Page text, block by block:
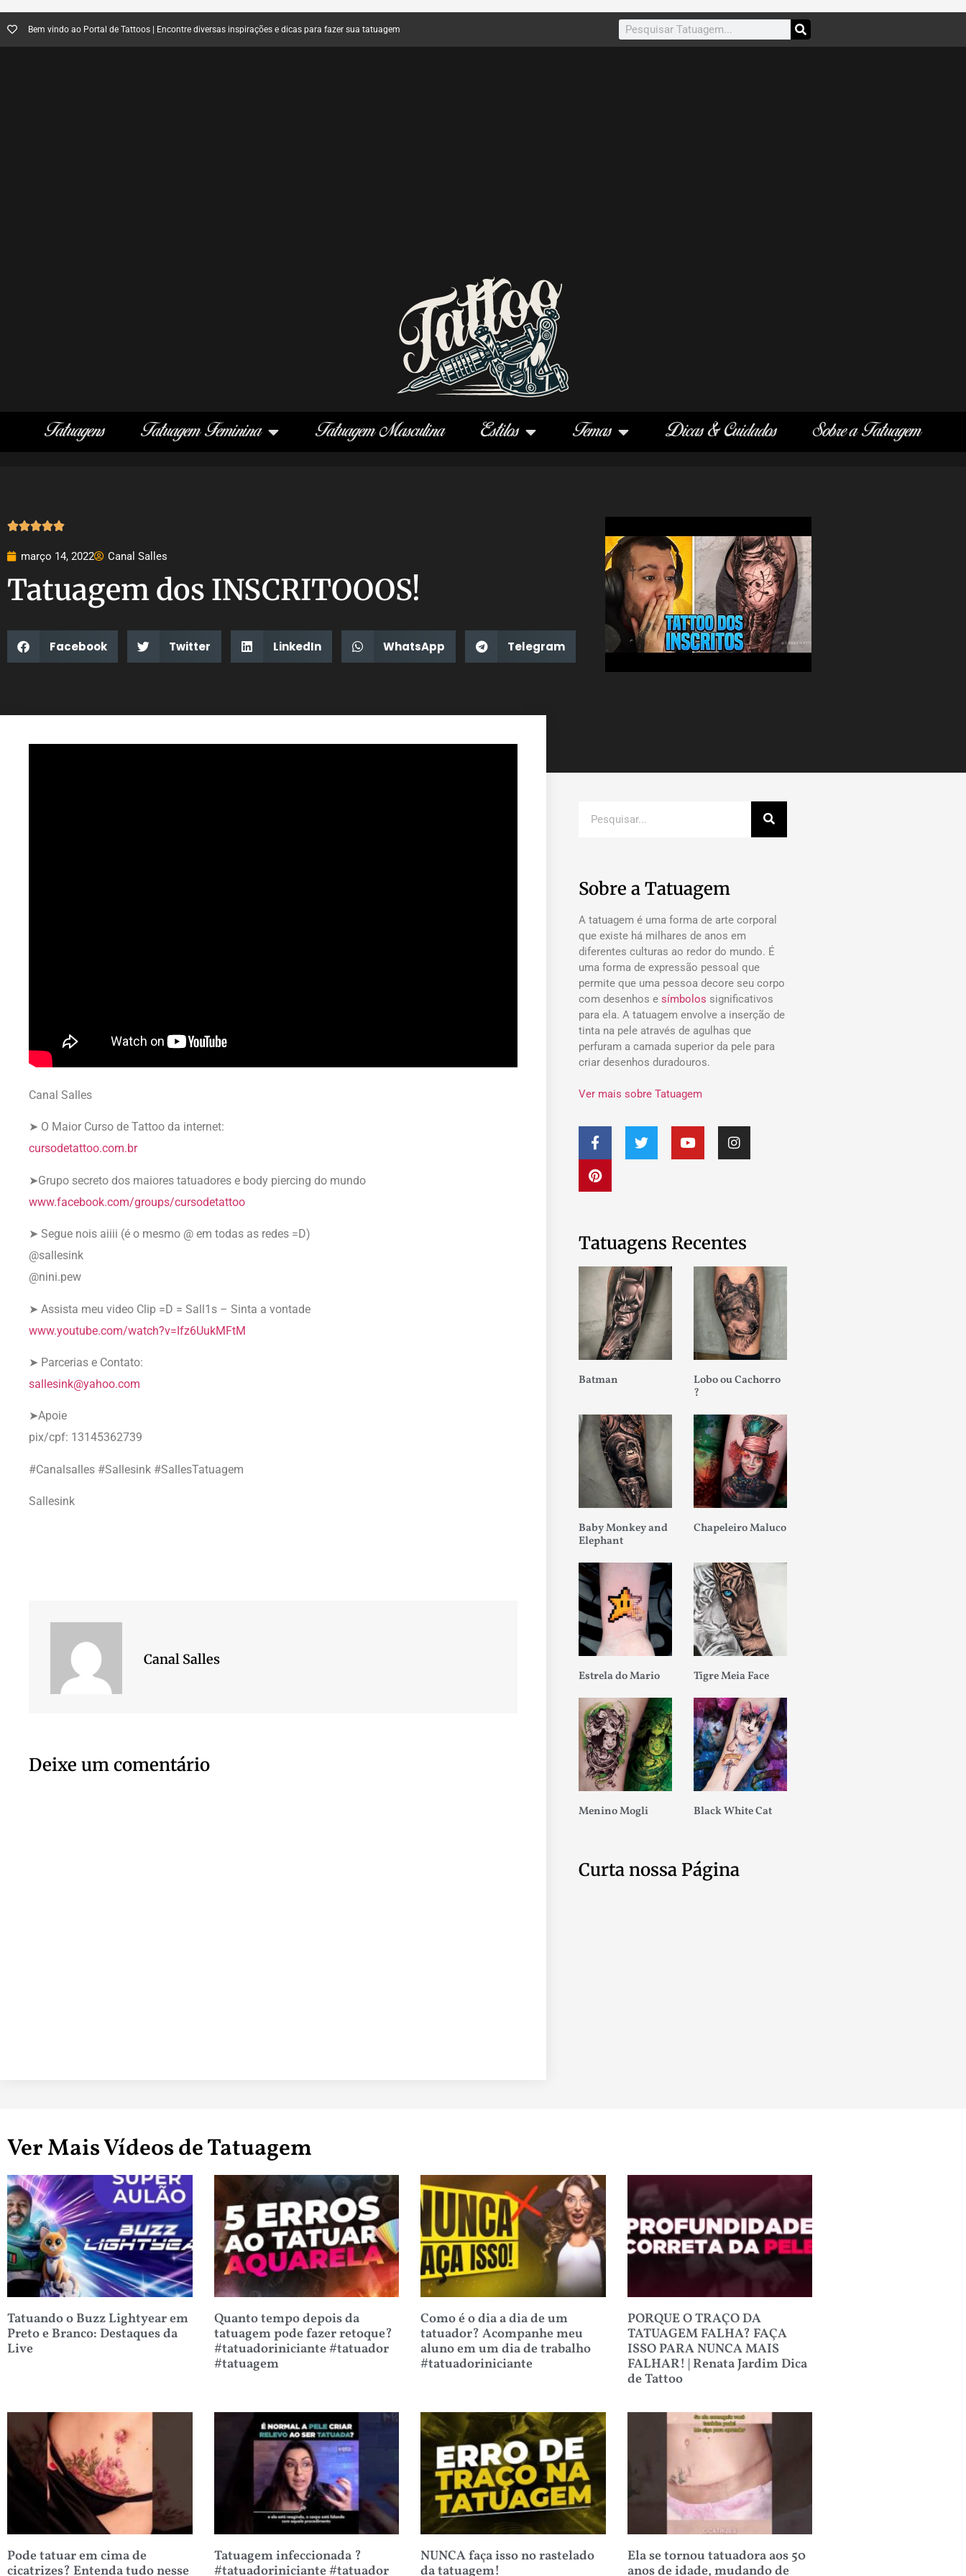
Bem vindo ao Portal de Tattoos | Encontre diversas inspirações e dicas para fazer sua tatuagem
Tatuagens Tatuagem Feminina Tatuagem Masculina Estilos Temas Dicas & Cuidados Sobre a Tatuagem

março 14, 2022 Canal Salles
Tatuagem dos INSCRITOOOS!
Facebook Twitter LinkedIn WhatsApp Telegram
Canal Salles
➤ O Maior Curso de Tattoo da internet:
cursodetattoo.com.br
➤Grupo secreto dos maiores tatuadores e body piercing do mundo
www.facebook.com/groups/cursodetattoo
➤ Segue nois aiiii (é o mesmo @ em todas as redes =D)
@sallesink
@nini.pew
➤ Assista meu video Clip =D = Sall1s – Sinta a vontade
www.youtube.com/watch?v=Ifz6UukMFtM
➤ Parcerias e Contato:
sallesink@yahoo.com
➤Apoie
pix/cpf: 13145362739
#Canalsalles #Sallesink #SallesTatuagem
Sallesink
Canal Salles
Deixe um comentário
Sobre a Tatuagem
A tatuagem é uma forma de arte corporal
que existe há milhares de anos em
diferentes culturas ao redor do mundo. É
uma forma de expressão pessoal que
permite que uma pessoa decore seu corpo
com desenhos e símbolos significativos
para ela. A tatuagem envolve a inserção de
tinta na pele através de agulhas que
perfuram a camada superior da pele para
criar desenhos duradouros.
Ver mais sobre Tatuagem
Tatuagens Recentes
Batman
Lobo ou Cachorro
?
Baby Monkey and
Elephant
Chapeleiro Maluco
Estrela do Mario Tigre Meia Face
Menino Mogli Black White Cat
Curta nossa Página
Ver Mais Vídeos de Tatuagem
Tatuando o Buzz Lightyear em
Preto e Branco: Destaques da
Live
Quanto tempo depois da
tatuagem pode fazer retoque?
#tatuadoriniciante #tatuador
#tatuagem
Como é o dia a dia de um
tatuador? Acompanhe meu
aluno em um dia de trabalho
#tatuadoriniciante
PORQUE O TRAÇO DA
TATUAGEM FALHA? FAÇA
ISSO PARA NUNCA MAIS
FALHAR! | Renata Jardim Dica
de Tattoo
Pode tatuar em cima de
cicatrizes? Entenda tudo nesse
Tatuagem infeccionada ?
#tatuadoriniciante #tatuador
NUNCA faça isso no rastelado
da tatuagem!
Ela se tornou tatuadora aos 50
anos de idade, mudando de